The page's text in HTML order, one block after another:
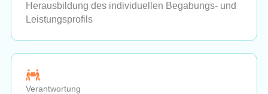
Herausbildung des individuellen Begabungs- und
Leistungsprofils
Verantwortung